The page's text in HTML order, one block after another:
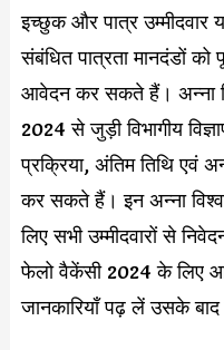
इच्छुक और पात्र उम्मीदवार
संबंधित पात्रता मानदंडों
आवेदन कर सकते हैं। अन्ना
2024 से जुड़ी विभागीय
प्रक्रिया, अंतिम तिथि एवं
कर सकते हैं। इन अन्ना
लिए सभी उम्मीदवारों से
फेलो वैकेंसी 2024 के लिए
जानकारियाँ पढ़ लें उसके